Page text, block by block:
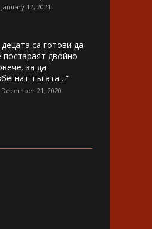
January 12, 2021
са готови да
постараят двойно
за да
тъгата…”
December 21, 2020